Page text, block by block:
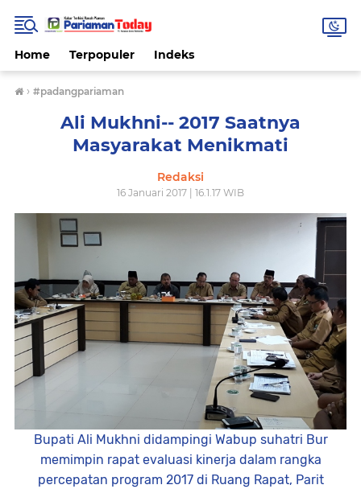
Home Terpopuler Indeks
› #padangpariaman
Ali Mukhni-- 2017 Saatnya
Masyarakat Menikmati
Redaksi
16 Januari 2017 | 16.1.17 WIB
Bupati Ali Mukhni didampingi Wabup suhatri Bur
memimpin rapat evaluasi kinerja dalam rangka
percepatan program 2017 di Ruang Rapat, Parit